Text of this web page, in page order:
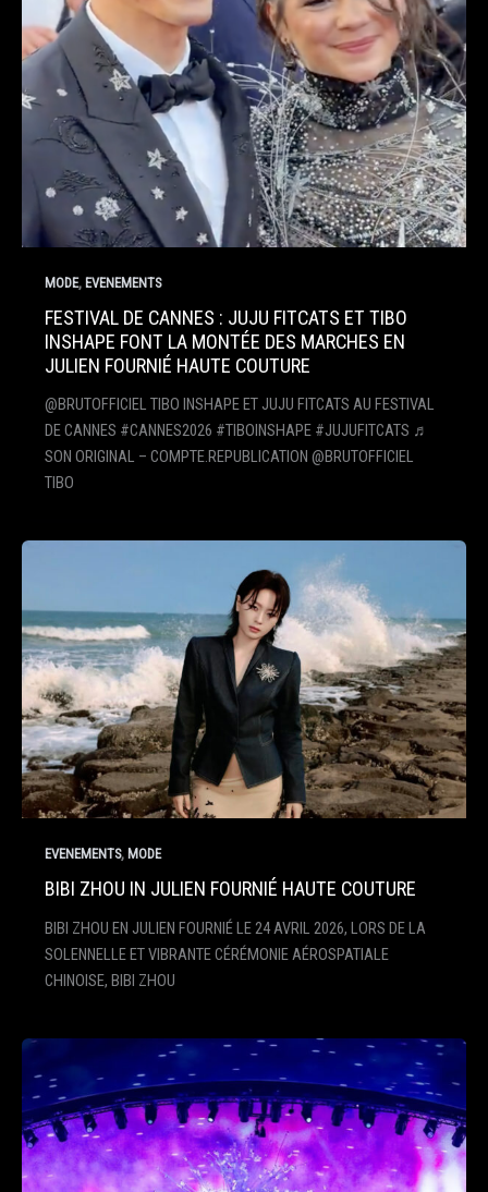
MODE, EVENEMENTS
FESTIVAL DE CANNES : JUJU FITCATS ET TIBO
INSHAPE FONT LA MONTÉE DES MARCHES EN
JULIEN FOURNIÉ HAUTE COUTURE
@BRUTOFFICIEL TIBO INSHAPE ET JUJU FITCATS AU FESTIVAL
DE CANNES #CANNES2026 #TIBOINSHAPE #JUJUFITCATS ♬
SON ORIGINAL – COMPTE.REPUBLICATION @BRUTOFFICIEL
TIBO
EVENEMENTS, MODE
BIBI ZHOU IN JULIEN FOURNIÉ HAUTE COUTURE
BIBI ZHOU EN JULIEN FOURNIÉ LE 24 AVRIL 2026, LORS DE LA
SOLENNELLE ET VIBRANTE CÉRÉMONIE AÉROSPATIALE
CHINOISE, BIBI ZHOU